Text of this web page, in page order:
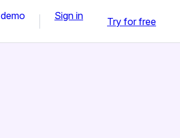
Sign in Try for free